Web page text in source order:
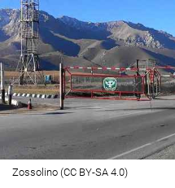
Zossolino (CC BY-SA 4.0)